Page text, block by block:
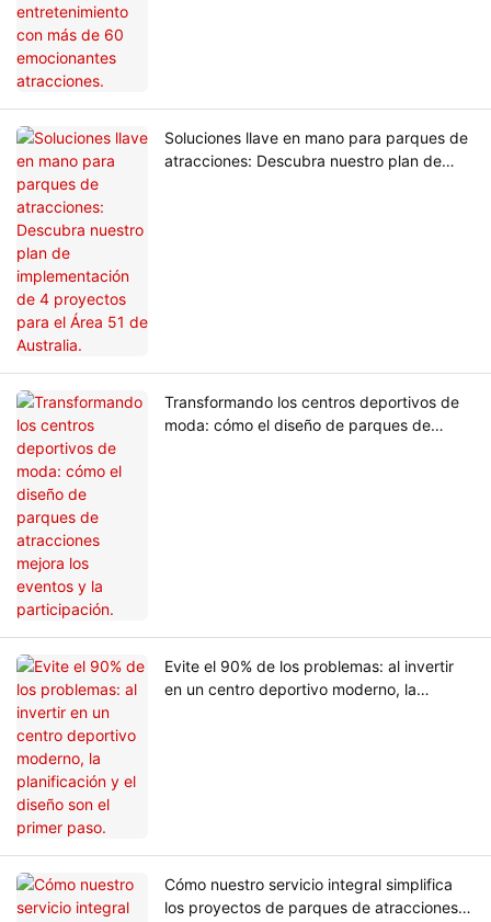
Soluciones llave en mano para parques de
atracciones: Descubra nuestro plan de
Transformando los centros deportivos de
moda: cómo el diseño de parques de
Evite el 90% de los problemas: al invertir
en un centro deportivo moderno, la
Cómo nuestro servicio integral simplifica
los proyectos de parques de atracciones